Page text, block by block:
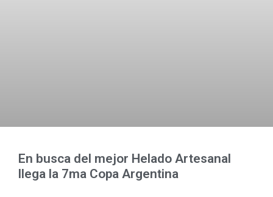
En busca del mejor Helado Artesanal
llega la 7ma Copa Argentina